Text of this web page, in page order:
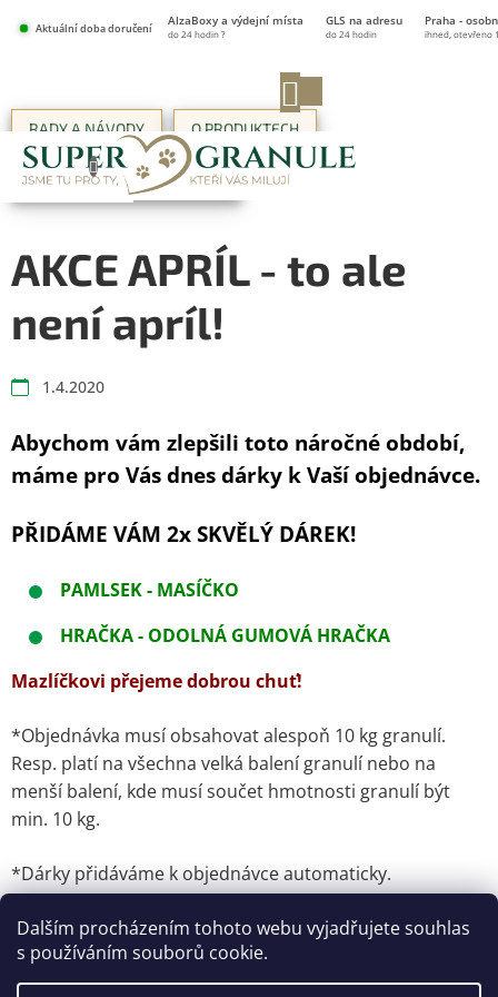
Dalším procházením tohoto webu vyjadřujete souhlas
s používáním souborů cookie.
Aktuální doba doručení
AlzaBoxy a výdejní místa GLS na adresu Praha -
do 24 hodin ? do 24 hodin ihned, otevřeno
RADY A NÁVODY O PRODUKTECH
ŽIVOT V SUPER-GRANULÍCH
AKCE APRÍL - to ale
není apríl!
1.4.2020
Abychom vám zlepšili toto náročné období,
máme pro Vás dnes dárky k Vaší objednávce.
PŘIDÁME VÁM 2x SKVĚLÝ DÁREK!
PAMLSEK - MASÍČKO
HRAČKA - ODOLNÁ GUMOVÁ HRAČKA
Mazlíčkovi přejeme dobrou chuť!
*Objednávka musí obsahovat alespoň 10 kg granulí.
Resp. platí na všechna velká balení granulí nebo na
menší balení, kde musí součet hmotnosti granulí být
min. 10 kg.
*Dárky přidáváme k objednávce automaticky.